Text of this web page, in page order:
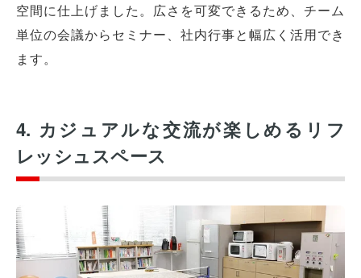
空間に仕上げました。広さを可変できるため、チーム
単位の会議からセミナー、社内行事と幅広く活用でき
ます。
4. カジュアルな交流が楽しめるリフ
レッシュスペース